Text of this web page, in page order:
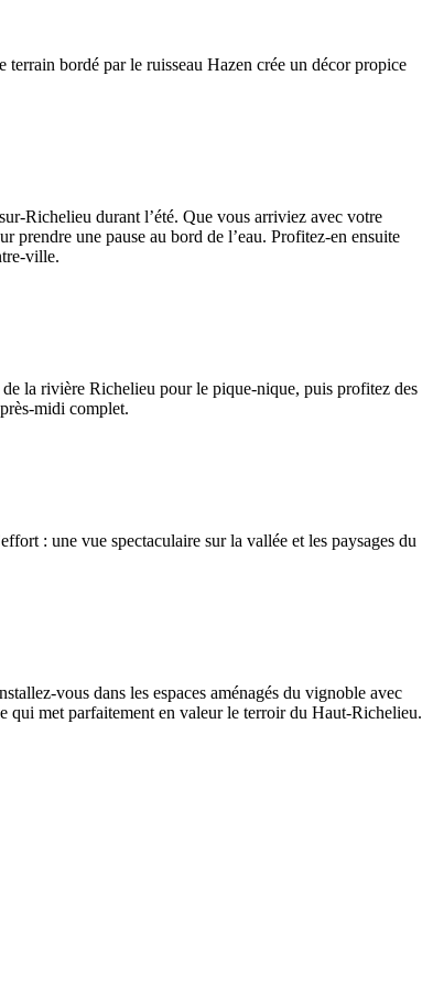
terrain bordé par le ruisseau Hazen crée un décor propice
Richelieu durant l’été. Que vous arriviez avec votre
prendre une pause au bord de l’eau. Profitez-en ensuite
ville.
la rivière Richelieu pour le pique-nique, puis profitez des
midi complet.
: une vue spectaculaire sur la vallée et les paysages du
vous dans les espaces aménagés du vignoble avec
qui met parfaitement en valeur le terroir du Haut-Richelieu.